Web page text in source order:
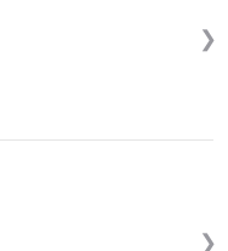
❯
❯